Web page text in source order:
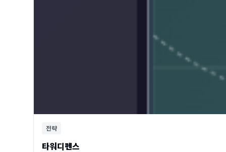
전략
타워디펜스